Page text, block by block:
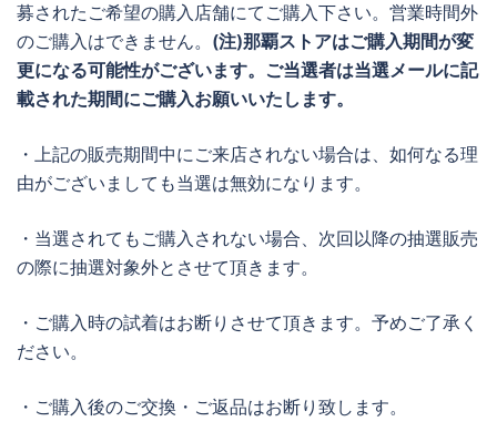
募されたご希望の購入店舗にてご購入下さい。営業時間外
のご購入はできません。 (注)那覇ストアはご購入期間が変
更になる可能性がございます。ご当選者は当選メールに記
載された期間にご購入お願いいたします。
・上記の販売期間中にご来店されない場合は、如何なる理
由がございましても当選は無効になります。
・当選されてもご購入されない場合、次回以降の抽選販売
の際に抽選対象外とさせて頂きます。
・ご購入時の試着はお断りさせて頂きます。予めご了承く
ださい。
・ご購入後のご交換・ご返品はお断り致します。